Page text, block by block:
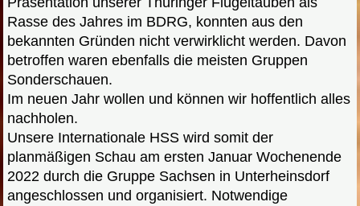
Rasse des Jahres im BDRG, konnten aus den
bekannten Gründen nicht verwirklicht werden. Davon
betroffen waren ebenfalls die meisten Gruppen
Sonderschauen.
Im neuen Jahr wollen und können wir hoffentlich alles
nachholen.
Unsere Internationale HSS wird somit der
planmäßigen Schau am ersten Januar Wochenende
2022 durch die Gruppe Sachsen in Unterheinsdorf
angeschlossen und organisiert. Notwendige